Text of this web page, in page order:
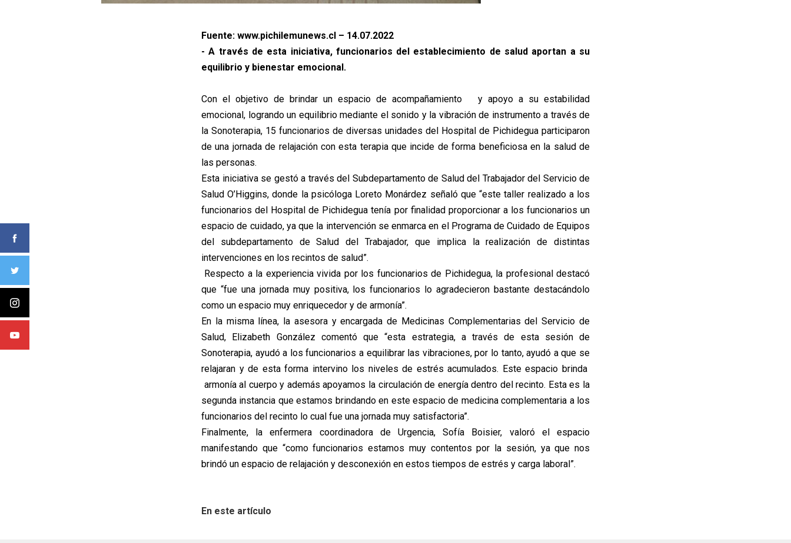
Fuente: www.pichilemunews.cl – 14.07.2022
- A través de esta iniciativa, funcionarios del establecimiento de salud aportan a su
equilibrio y bienestar emocional.
Con el objetivo de brindar un espacio de acompañamiento y apoyo a su estabilidad
emocional, logrando un equilibrio mediante el sonido y la vibración de instrumento a través de
la Sonoterapia, 15 funcionarios de diversas unidades del Hospital de Pichidegua participaron
de una jornada de relajación con esta terapia que incide de forma beneficiosa en la salud de
las personas.
Esta iniciativa se gestó a través del Subdepartamento de Salud del Trabajador del Servicio de
Salud O’Higgins, donde la psicóloga Loreto Monárdez señaló que “este taller realizado a los
funcionarios del Hospital de Pichidegua tenía por finalidad proporcionar a los funcionarios un
espacio de cuidado, ya que la intervención se enmarca en el Programa de Cuidado de Equipos
del subdepartamento de Salud del Trabajador, que implica la realización de distintas
intervenciones en los recintos de salud”.
Respecto a la experiencia vivida por los funcionarios de Pichidegua, la profesional destacó
que “fue una jornada muy positiva, los funcionarios lo agradecieron bastante destacándolo
como un espacio muy enriquecedor y de armonía”.
En la misma línea, la asesora y encargada de Medicinas Complementarias del Servicio de
Salud, Elizabeth González comentó que “esta estrategia, a través de esta sesión de
Sonoterapia, ayudó a los funcionarios a equilibrar las vibraciones, por lo tanto, ayudó a que se
relajaran y de esta forma intervino los niveles de estrés acumulados. Este espacio brinda
armonía al cuerpo y además apoyamos la circulación de energía dentro del recinto. Esta es la
segunda instancia que estamos brindando en este espacio de medicina complementaria a los
funcionarios del recinto lo cual fue una jornada muy satisfactoria”.
Finalmente, la enfermera coordinadora de Urgencia, Sofía Boisier, valoró el espacio
manifestando que “como funcionarios estamos muy contentos por la sesión, ya que nos
brindó un espacio de relajación y desconexión en estos tiempos de estrés y carga laboral”.
En este artículo